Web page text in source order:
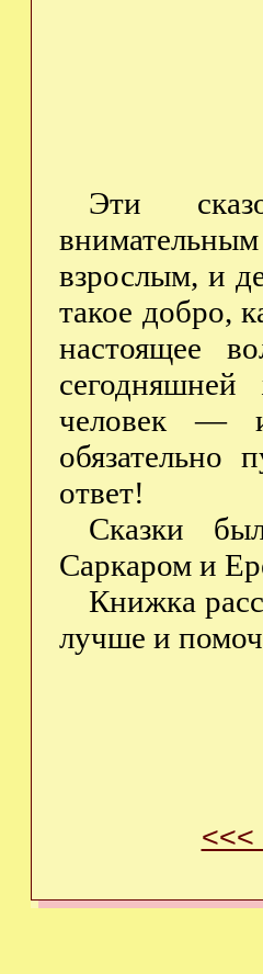
Эти
взрослым, и
такое добро,
настоящее
человек —
обязательно
ответ!
Сказки
Саркаром и
Книжка
лучше и
<<<